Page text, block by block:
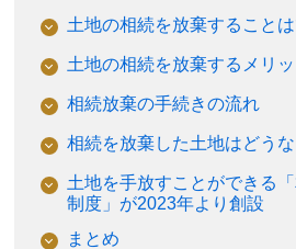
土地の相続を放棄すること
土地の相続を放棄するメリッ
相続放棄の手続きの流れ
相続を放棄した土地はどうな
土地を手放すことができる
制度」が2023年より創設
まとめ